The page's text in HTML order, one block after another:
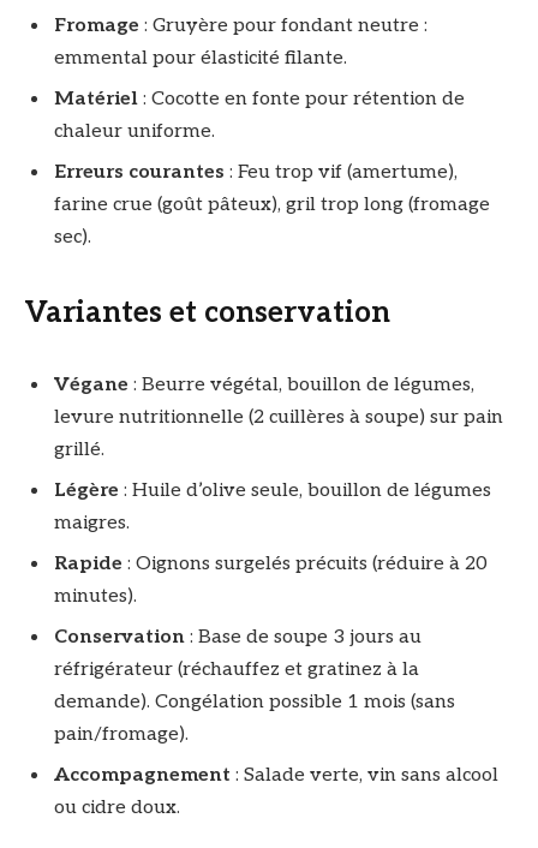
Fromage : Gruyère pour fondant neutre :
emmental pour élasticité filante.
Matériel : Cocotte en fonte pour rétention de
chaleur uniforme.
Erreurs courantes : Feu trop vif (amertume),
farine crue (goût pâteux), gril trop long (fromage
sec).
Variantes et conservation
Végane : Beurre végétal, bouillon de légumes,
levure nutritionnelle (2 cuillères à soupe) sur pain
grillé.
Légère : Huile d’olive seule, bouillon de légumes
maigres.
Rapide : Oignons surgelés précuits (réduire à 20
minutes).
Conservation : Base de soupe 3 jours au
réfrigérateur (réchauffez et gratinez à la
demande). Congélation possible 1 mois (sans
pain/fromage).
Accompagnement : Salade verte, vin sans alcool
ou cidre doux.